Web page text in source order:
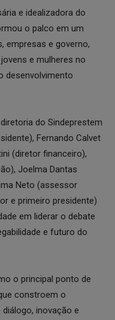
e idealizadora do
o palco em um
empresas e governo,
e mulheres no
desenvolvimento
do Sindeprestem
Fernando Calvet
(diretor financeiro),
Joelma Dantas
Neto (assessor
e primeiro presidente)
em liderar o debate
e futuro do
o principal ponto de
constroem o
inovação e